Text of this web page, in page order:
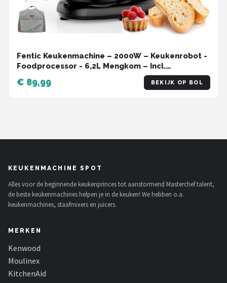
Fentic Keukenmachine – 2000W – Keukenrobot -
Foodprocessor - 6,2L Mengkom – Incl.
Beschermhoes en extra Accessoires – Zwart
€ 89,99 BEKIJK OP BOL
KEUKENMACHINE SPOT
Alles voor de beginnende keukenprinces tot aanstormend Masterchef talent,
de beste keukenmachines helpen je in de keuken! We hebben o.a.
keukenmachines, staafmixers en juicers.
MERKEN
Kenwood
Moulinex
KitchenAid